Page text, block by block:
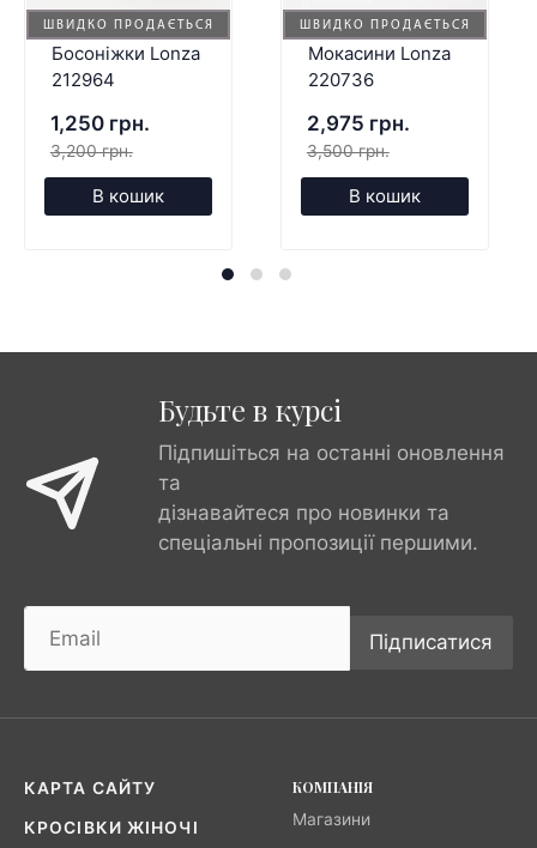
ШВИДКО ПРОДАЄТЬСЯ
Босоніжки Lonza
212964
1,250 грн.
3,200 грн.
В кошик
ШВИДКО ПРОДАЄТЬСЯ
Мокасини Lonza
220736
2,975 грн.
3,500 грн.
В кошик
Будьте в курсі
Підпишіться на останні оновлення
та
дізнавайтеся про новинки та
спеціальні пропозиції першими.
Підписатися
КАРТА САЙТУ
КРОСІВКИ ЖІНОЧІ
КОМПАНІЯ
Магазини